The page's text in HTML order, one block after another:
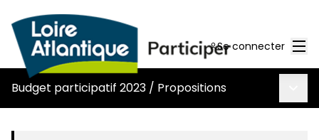
Se connecter
Budget participatif 2023 / Propositions